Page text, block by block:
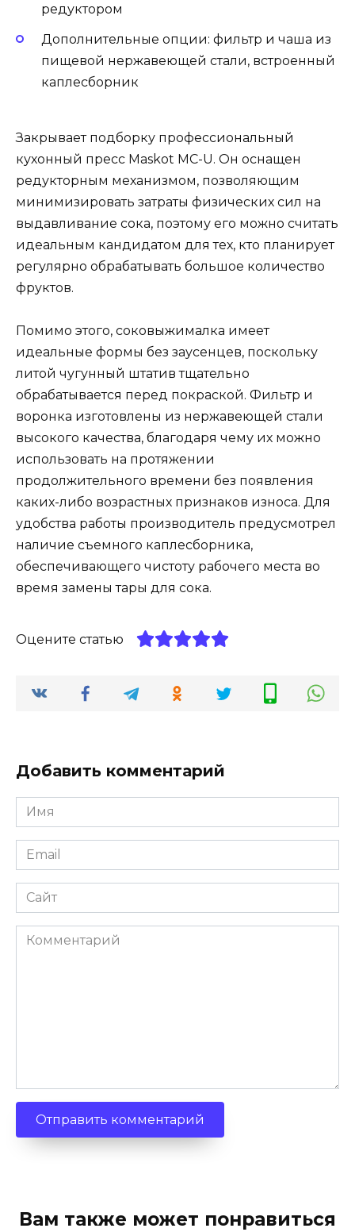
редуктором
Дополнительные опции: фильтр и чаша из
пищевой нержавеющей стали, встроенный
каплесборник
Закрывает подборку профессиональный
кухонный пресс Maskot MC-U. Он оснащен
редукторным механизмом, позволяющим
минимизировать затраты физических сил на
выдавливание сока, поэтому его можно считать
идеальным кандидатом для тех, кто планирует
регулярно обрабатывать большое количество
фруктов.
Помимо этого, соковыжималка имеет
идеальные формы без заусенцев, поскольку
литой чугунный штатив тщательно
обрабатывается перед покраской. Фильтр и
воронка изготовлены из нержавеющей стали
высокого качества, благодаря чему их можно
использовать на протяжении
продолжительного времени без появления
каких-либо возрастных признаков износа. Для
удобства работы производитель предусмотрел
наличие съемного каплесборника,
обеспечивающего чистоту рабочего места во
время замены тары для сока.
Оцените статью
Добавить комментарий
Имя
Email
Сайт
Комментарий
Вам также может понравиться